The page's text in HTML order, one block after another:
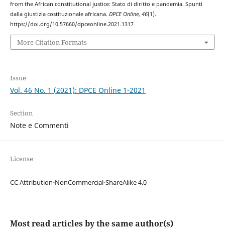
from the African constitutional justice: Stato di diritto e pandemia. Spunti
dalla giustizia costituzionale africana. DPCE Online, 46(1).
https://doi.org/10.57660/dpceonline.2021.1317
More Citation Formats
Issue
Vol. 46 No. 1 (2021): DPCE Online 1-2021
Section
Note e Commenti
License
CC Attribution-NonCommercial-ShareAlike 4.0
Most read articles by the same author(s)